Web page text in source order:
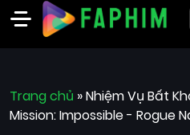
Phim
Mới
Trang chủ »Nhiệm Vụ Bất
Mission: Impossible - Rogue